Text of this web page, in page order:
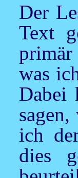
Der
Text
primär
was
Dabei
ich
dies